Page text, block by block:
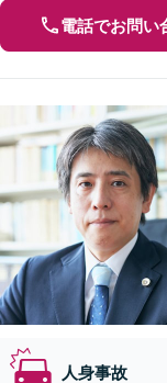
電話でお問い
人身事故